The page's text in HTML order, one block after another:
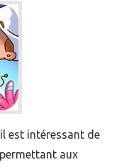
est intéressant de
aux